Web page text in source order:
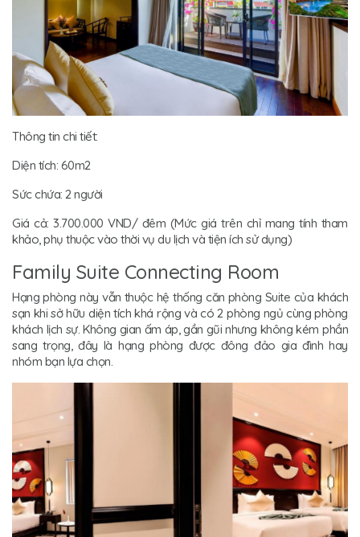
Thông tin chi tiết:
Diện tích: 60m2
Sức chứa: 2 người
Giá cả: 3.700.000 VND/ đêm (Mức giá trên chỉ mang tính tham
khảo, phụ thuộc vào thời vụ du lịch và tiện ích sử dụng)
Family Suite Connecting Room
Hạng phòng này vẫn thuộc hệ thống căn phòng Suite của khách
sạn khi sở hữu diện tích khá rộng và có 2 phòng ngủ cùng phòng
khách lịch sự. Không gian ấm áp, gần gũi nhưng không kém phần
sang trọng, đây là hạng phòng được đông đảo gia đình hay
nhóm bạn lựa chọn.